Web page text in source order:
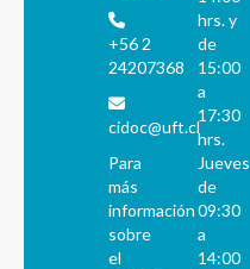
+56 2
24207368
cidoc@uft.cl
Para
más
información
sobre
el
hrs. y
de
15:00
a
17:30
hrs.
Jueves
de
09:30
a
14:00